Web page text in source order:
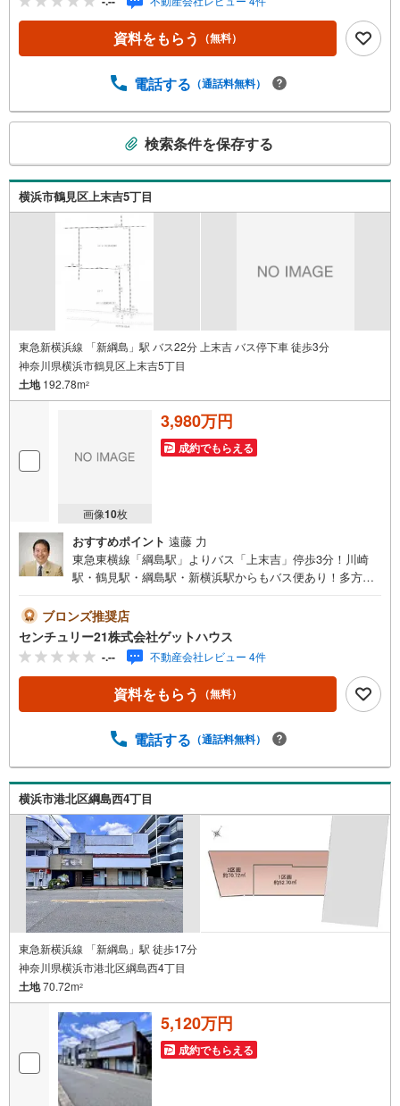
い■■東横線「綱島」駅徒歩1分！夜は20:30まで営業してお
りますのでお仕事帰りもお立ち寄りいただけますよ！～
～・～～・～～・～～・～～・～～・～お客様のご要望お
いいの？●条件に合った物件をチョイスして欲しい●賃貸と
知りたい～～・～～・～～・～～・～～・～～・～不動産
購入には様々な「？」に遭遇します将来に関わる大きなお
買い物になりますのでライフプランのアドバイスやご提案
もさせていただきます！急なご依頼も大歓迎！スピーディ
ーに対応いたします！
資料をもらう （無料）
電話する （通話料無料）
検
索
条
受
け
取
る
・
を
す
る
検索条件を保存する
横浜市鶴見区上末吉5丁目
東急新横浜線 「新綱島」駅 バス22分 上末吉 バス停下車 徒歩3分
神奈川県横浜市鶴見区上末吉5丁目
土地192.78m2
画像10枚
3,980万円
成約でもらえる
おすすめポイント 遠藤 力
東急東横線「綱島駅」よりバス「上末吉」停歩3分！川崎
駅・鶴見駅・綱島駅・新横浜駅からもバス便あり！多方面
で建築可能です！●土地面積:192.78平米●建築条件なし●更
地渡し●第一種住居地域●都市ガス■■安心と信頼の「センチ
ュリー21ゲットハウス」にお任せ下さい■■東横線「綱島」
駅徒歩1分！夜は20:30まで営業しておりますのでお仕事帰
りもお立ち寄りいただけますよ！～～・～～・～～・～
～・～～・～～・～～・～～・～お客様のご要望お聞かせ
の？●条件に合った物件をチョイスして欲しい●賃貸と売買
たい～～・～～・～～・～～・～～・～～・～～・～～・
～・不動産購入には様々な「？」に遭遇します将来に関わ
る大きなお買い物になりますのでライフプランのアドバイ
スやご提案もさせていただきます！急なご依頼も大歓迎！
スピーディーに対応いたします！
ブロンズ推奨店
センチュリー21株式会社ゲットハウス
-.-- 不動産会社レビュー 4件
資料をもらう （無料）
電話する （通話料無料）
横浜市港北区綱島西4丁目
東急新横浜線 「新綱島」駅 徒歩17分
神奈川県横浜市港北区綱島西4丁目
土地70.72m2
5,120万円
成約でもらえる